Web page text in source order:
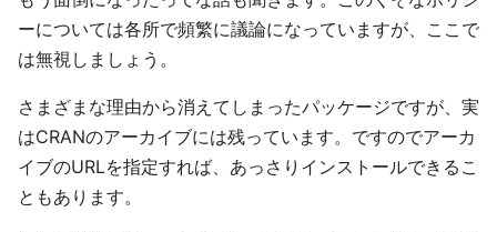
ーについては各所で頻繁に議論になっていますが、ここで
は無視しましょう。
さまざまな理由から消えてしまったパッケージですが、実
はCRANのアーカイブには残っています。ですのでアーカ
イブのURLを指定すれば、あっさりインストールできるこ
ともあります。